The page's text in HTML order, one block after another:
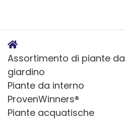
Assortimento di piante da
giardino
Piante da interno
ProvenWinners®
Piante acquatische